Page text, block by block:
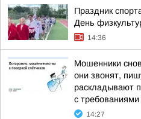
Праздник
День
14:36
Мошенники
они звонят,
раскладывают
с требованиями
14:27